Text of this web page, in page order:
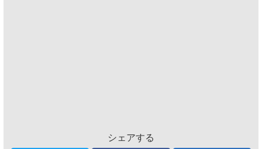
シェアする